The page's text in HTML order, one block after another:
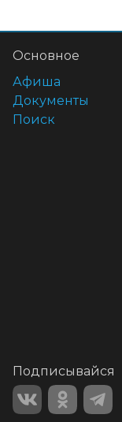
Основное
Афиша
Документы
Поиск
Подписывайся